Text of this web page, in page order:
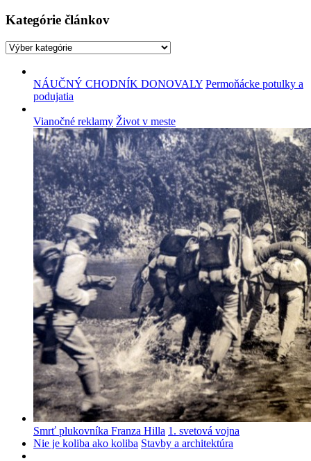
Kategórie článkov
Kategórie
NÁUČNÝ CHODNÍK DONOVALY Permoňácke potulky a
podujatia
Vianočné reklamy Život v meste
Smrť plukovníka Franza Hilla 1. svetová vojna
Nie je koliba ako koliba Stavby a architektúra